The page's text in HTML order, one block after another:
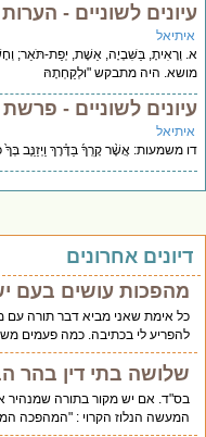
לשוניים -
וְרָאִיתָ, בַּשִּׁבְיָה, אֵשֶׁת, יְפַת-תֹּאַר;
היה מתבקש "וּלְקַחְתָהּ
לשוניים - פרשת
משמעות: אֲשֶׁ֨ר קָֽרְךָ֜ בַּדֶּ֗רֶךְ וַיְזַנֵּ֤ב בְּךָ֙
אחרונים
מהפכות עושים בעם
כל אימת שאני מביא דבר תורה עם
להפריע לי בכתיבה. כמה פעמים משהו
שלושה בתי דין בהר
בס"ד. אם יש מקור בתורה שמנהיר
המעשה הנלוז הקרוי : "המהפכה